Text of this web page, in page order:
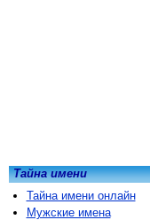
Тайна имени
Тайна имени онлайн
Мужские имена